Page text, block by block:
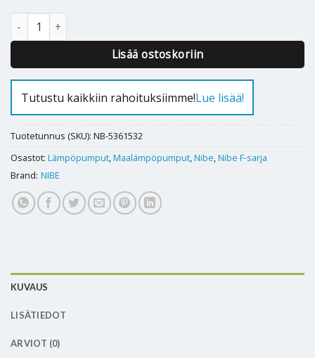
Maalämpöpumppu Nibe F1145 15 kW määrä
Lisää ostoskoriin
Tutustu kaikkiin rahoituksiimme!Lue lisää!
Tuotetunnus (SKU): NB-5361532
Osastot: Lämpöpumput,Maalämpöpumput,Nibe,Nibe F-sarja
Brand: NIBE
KUVAUS
LISÄTIEDOT
ARVIOT (0)